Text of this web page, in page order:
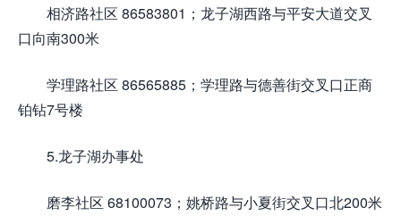
相济路社区 86583801；龙子湖西路与平安大道交叉
口向南300米
学理路社区 86565885；学理路与德善街交叉口正商
铂钻7号楼
5.龙子湖办事处
磨李社区 68100073；姚桥路与小夏街交叉口北200米